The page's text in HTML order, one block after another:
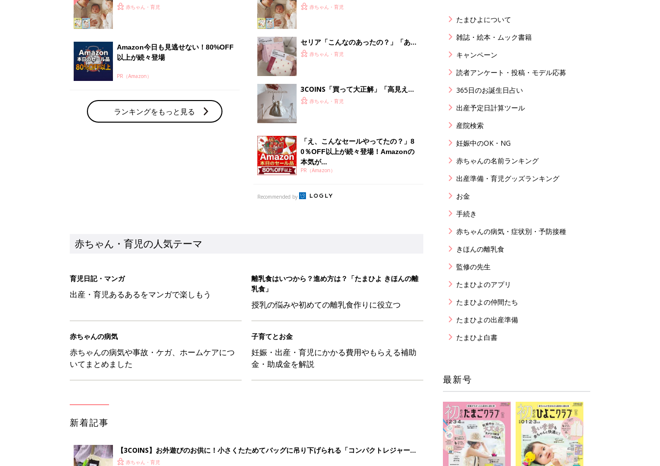
ひよ」
赤ちゃん・育児
Amazon今日も見逃せない！80%OFF
以上が続々登場
PR（Amazon）
ランキングをもっと見る
ひよ」
赤ちゃん・育児
セリア「こんなのあったの？」「あの
お悩みを解決」今欲しい！入園・進級
赤ちゃん・育児
3COINS「買って大正解」「高見えで
可愛すぎ」大人気のファッショングッ
赤ちゃん・育児
「え、こんなセールやってたの？」8
0％OFF以上が続々登場！Amazonの
本気が...
PR（Amazon）
Recommended by
赤ちゃん・育児の人気テーマ
育児日記・マンガ
出産・育児あるあるをマンガで楽しもう
離乳食はいつから？進め方は？「たまひよ きほんの離
乳食」
授乳の悩みや初めての離乳食作りに役立つ
赤ちゃんの病気
赤ちゃんの病気や事故・ケガ、ホームケアにつ
いてまとめました
子育てとお金
妊娠・出産・育児にかかる費用やもらえる補助
金・助成金を解説
新着記事
【3COINS】お外遊びのお供に！小さくたためてバッグに吊り下げられる「コンパクトレジャーシ
ート」
赤ちゃん・育児
たまひよについて
雑誌・絵本・ムック書籍
キャンペーン
読者アンケート・投稿・モデル応募
365日のお誕生日占い
出産予定日計算ツール
産院検索
妊娠中のOK・NG
赤ちゃんの名前ランキング
出産準備・育児グッズランキング
お金
手続き
赤ちゃんの病気・症状別・予防接種
きほんの離乳食
監修の先生
たまひよのアプリ
たまひよの仲間たち
たまひよの出産準備
たまひよ白書
最新号